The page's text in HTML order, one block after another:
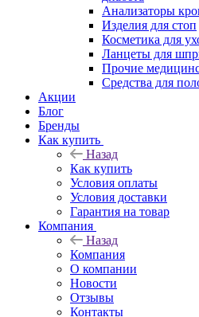
Анализаторы
Изделия для стоп
Косметика для
Ланцеты для
Прочие
Средства для
Акции
Блог
Бренды
Как купить
Назад
Как купить
Условия оплаты
Условия доставки
Гарантия на товар
Компания
Назад
Компания
О компании
Новости
Отзывы
Контакты